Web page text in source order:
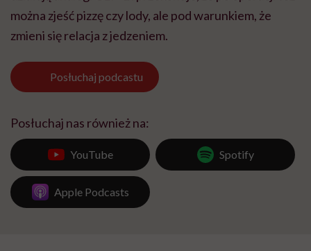
można zjeść pizzę czy lody, ale pod warunkiem, że
zmieni się relacja z jedzeniem.
Posłuchaj podcastu
Posłuchaj nas również na:
YouTube Spotify
Apple Podcasts